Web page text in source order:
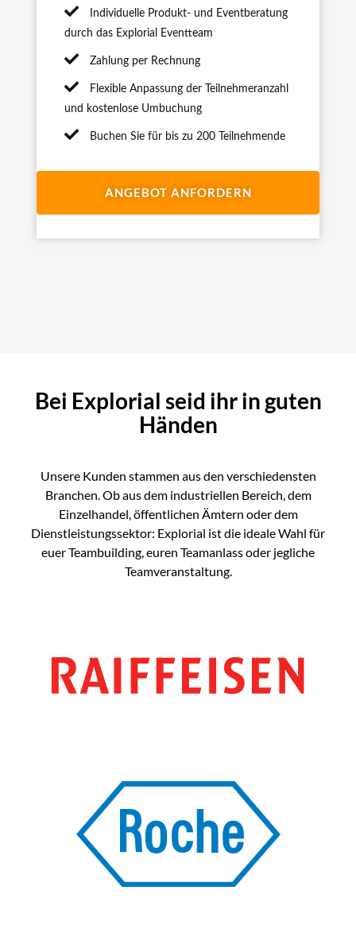
Individuelle Produkt- und Eventberatung
durch das Explorial Eventteam
Zahlung per Rechnung
Flexible Anpassung der Teilnehmeranzahl
und kostenlose Umbuchung
Buchen Sie für bis zu 200 Teilnehmende
ANGEBOT ANFORDERN
Bei Explorial seid ihr in guten
Händen
Unsere Kunden stammen aus den verschiedensten
Branchen. Ob aus dem industriellen Bereich, dem
Einzelhandel, öffentlichen Ämtern oder dem
Dienstleistungssektor: Explorial ist die ideale Wahl für
euer Teambuilding, euren Teamanlass oder jegliche
Teamveranstaltung.